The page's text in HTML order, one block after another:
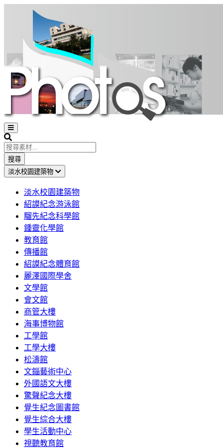
Open
sidebar
Search
搜尋
淡水校園建築物
淡水校園建築物
紹謨紀念游泳館
騮先紀念科學館
鍾靈化學館
教育館
傳播館
紹謨紀念體育館
麗澤國際學舍
文學館
會文館
商管大樓
海事博物館
工學館
工學大樓
松濤館
文錙藝術中心
外國語文大樓
驚聲紀念大樓
覺生紀念圖書館
覺生綜合大樓
學生活動中心
視聽教育館